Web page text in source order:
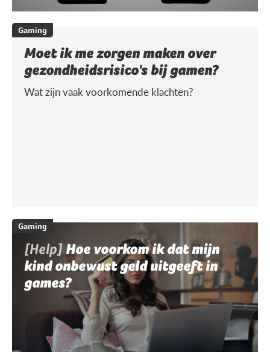
Gaming
Moet ik me zorgen maken over
gezondheidsrisico's bij gamen?
Wat zijn vaak voorkomende klachten?
Gaming
[Help]Hoe voorkom ik dat mijn
kind onbewust geld uitgeeft in
games?